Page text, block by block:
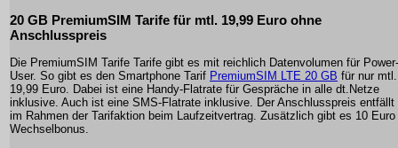
20 GB PremiumSIM Tarife für mtl. 19,99 Euro ohne
Anschlusspreis
Die PremiumSIM Tarife Tarife gibt es mit reichlich Datenvolumen für Power-
User. So gibt es den Smartphone Tarif PremiumSIM LTE 20 GB für nur mtl.
19,99 Euro. Dabei ist eine Handy-Flatrate für Gespräche in alle dt.Netze
inklusive. Auch ist eine SMS-Flatrate inklusive. Der Anschlusspreis entfällt
im Rahmen der Tarifaktion beim Laufzeitvertrag. Zusätzlich gibt es 10 Euro
Wechselbonus.